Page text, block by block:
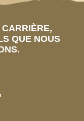
QUE NOUS